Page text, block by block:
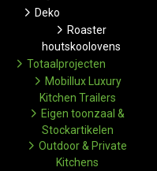
Deko
Roaster
houtskoolovens
Totaalprojecten
Mobillux Luxury
Kitchen Trailers
Eigen toonzaal &
Stockartikelen
Outdoor & Private
Kitchens